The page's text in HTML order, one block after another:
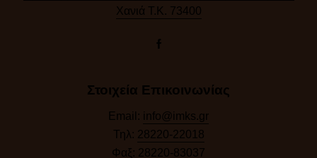
Χανιά Τ.Κ. 73400
Στοιχεία Επικοινωνίας
Email: info@imks.gr
Τηλ: 28220-22018
Φαξ: 28220-83037